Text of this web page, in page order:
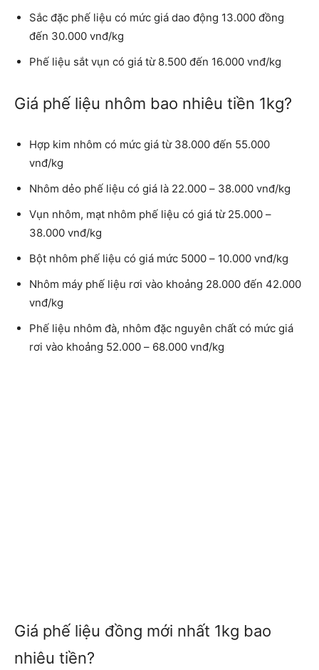
Sắc đặc phế liệu có mức giá dao động 13.000 đồng
đến 30.000 vnđ/kg
Phế liệu sắt vụn có giá từ 8.500 đến 16.000 vnđ/kg
Giá phế liệu nhôm bao nhiêu tiền 1kg?
Hợp kim nhôm có mức giá từ 38.000 đến 55.000
vnđ/kg
Nhôm dẻo phế liệu có giá là 22.000 – 38.000 vnđ/kg
Vụn nhôm, mạt nhôm phế liệu có giá từ 25.000 –
38.000 vnđ/kg
Bột nhôm phế liệu có giá mức 5000 – 10.000 vnđ/kg
Nhôm máy phế liệu rơi vào khoảng 28.000 đến 42.000
vnđ/kg
Phế liệu nhôm đà, nhôm đặc nguyên chất có mức giá
rơi vào khoảng 52.000 – 68.000 vnđ/kg
Giá phế liệu đồng mới nhất 1kg bao
nhiêu tiền?